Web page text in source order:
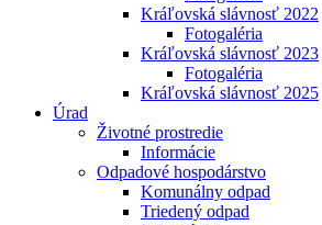
Kráľovská slávnosť 2022
Fotogaléria
Kráľovská slávnosť 2023
Fotogaléria
Kráľovská slávnosť 2025
Úrad
Životné prostredie
Informácie
Odpadové hospodárstvo
Komunálny odpad
Triedený odpad